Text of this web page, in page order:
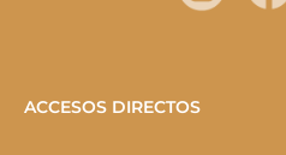
ACCESOS DIRECTOS